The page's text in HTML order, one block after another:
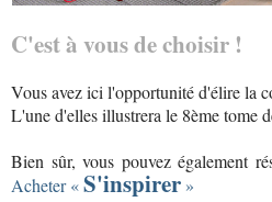
C'est à vous de choisir !
Vous avez ici l'opportunité d'élire la
L'une d'elles illustrera le 8ème tome
Bien sûr, vous pouvez également
Acheter «S'inspirer »